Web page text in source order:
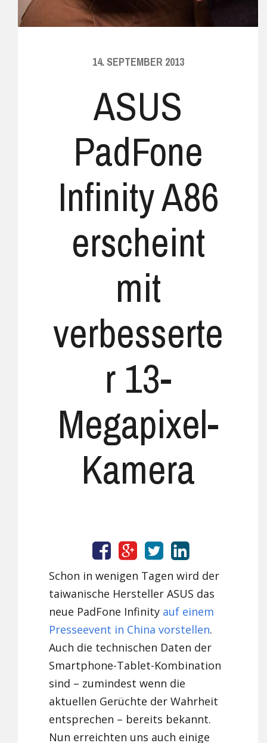
14. SEPTEMBER 2013
ASUS
PadFone
Infinity A86
erscheint
mit
verbesserte
r 13-
Megapixel-
Kamera
Schon in wenigen Tagen wird der
taiwanische Hersteller ASUS das
neue PadFone Infinity auf einem
Presseevent in China vorstellen.
Auch die technischen Daten der
Smartphone-Tablet-Kombination
sind – zumindest wenn die
aktuellen Gerüchte der Wahrheit
entsprechen – bereits bekannt.
Nun erreichten uns auch einige